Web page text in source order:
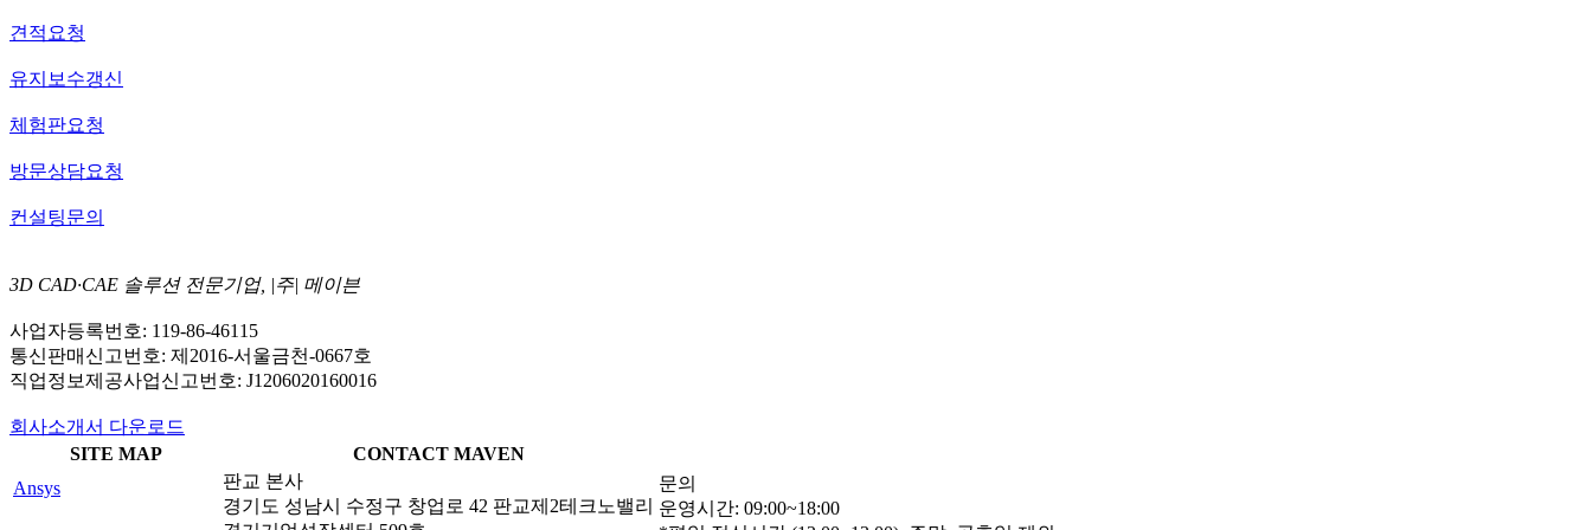
견적요청
유지보수갱신
체험판요청
방문상담요청
컨설팅문의
3D CAD·CAE 솔루션 전문기업, |주| 메이븐
사업자등록번호: 119-86-46115
통신판매신고번호: 제2016-서울금천-0667호
직업정보제공사업신고번호: J1206020160016
회사소개서 다운로드
SITE MAP
CONTACT MAVEN
Ansys
판교 본사
경기도 성남시 수정구 창업로 42 판교제2테크노밸리
문의
운영시간: 09:00~18:00